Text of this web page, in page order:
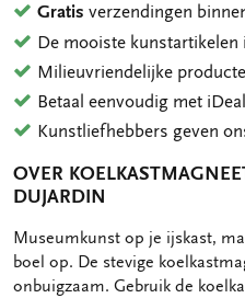
Gratis verzendingen
De mooiste kunstartikelen
Milieuvriendelijke
Betaal eenvoudig met
Kunstliefhebbers geven
OVER
DUJARDIN
OMSCHRIJVING
Museumkunst op je ijskast,
boel op. De stevige
onbuigzaam. Gebruik de